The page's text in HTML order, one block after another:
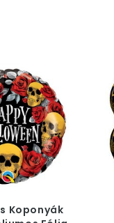
Koponyák